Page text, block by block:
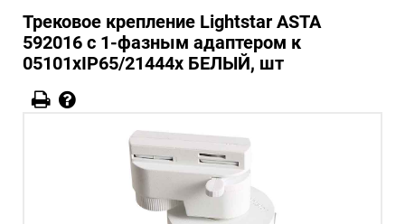
Трековое крепление Lightstar ASTA
592016 с 1-фазным адаптером к
05101xIP65/21444x БЕЛЫЙ, шт